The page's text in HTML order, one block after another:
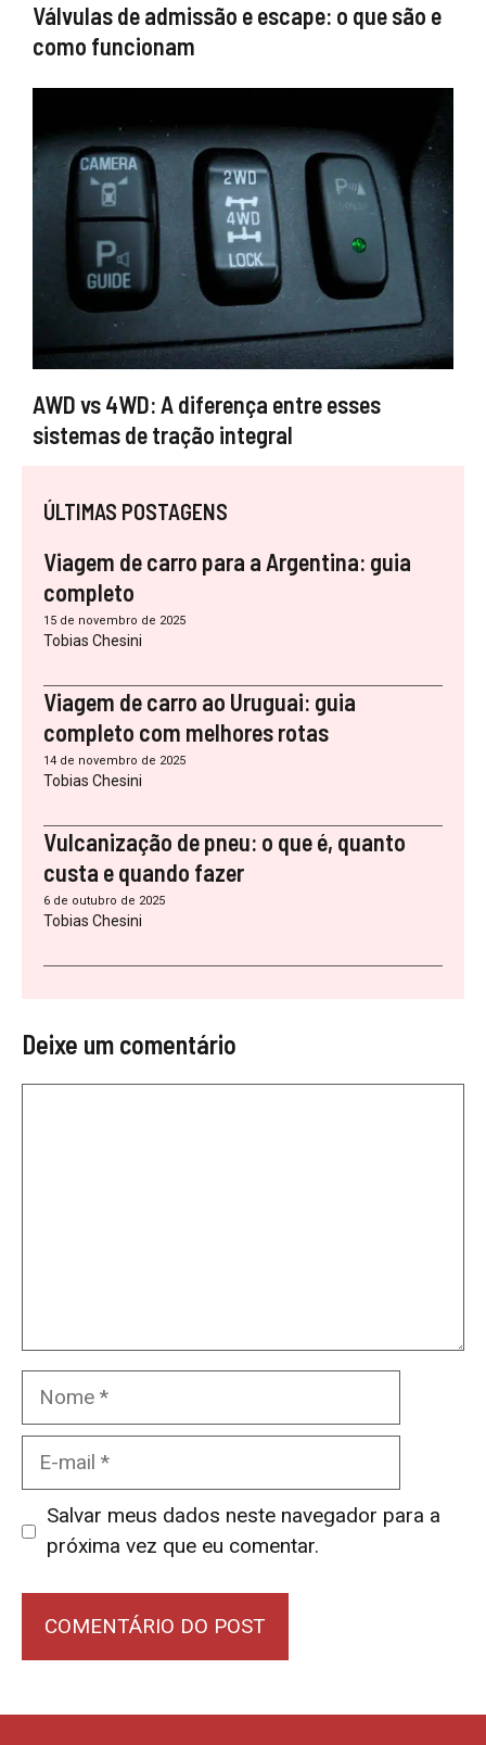
Válvulas de admissão e escape: o que são e
como funcionam
AWD vs 4WD: A diferença entre esses
sistemas de tração integral
ÚLTIMAS POSTAGENS
Viagem de carro para a Argentina: guia
completo
15 de novembro de 2025
Tobias Chesini
Viagem de carro ao Uruguai: guia
completo com melhores rotas
14 de novembro de 2025
Tobias Chesini
Vulcanização de pneu: o que é, quanto
custa e quando fazer
6 de outubro de 2025
Tobias Chesini
Deixe um comentário
Nome
Salvar meus dados neste navegador para a
próxima vez que eu comentar.